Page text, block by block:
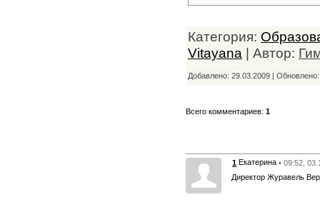
Категория:
Vitayana | Автор:
Добавлено: 29.03.2009 |
Всего комментариев: 1
1 Екатерина • 09:52,
Директор Журавель